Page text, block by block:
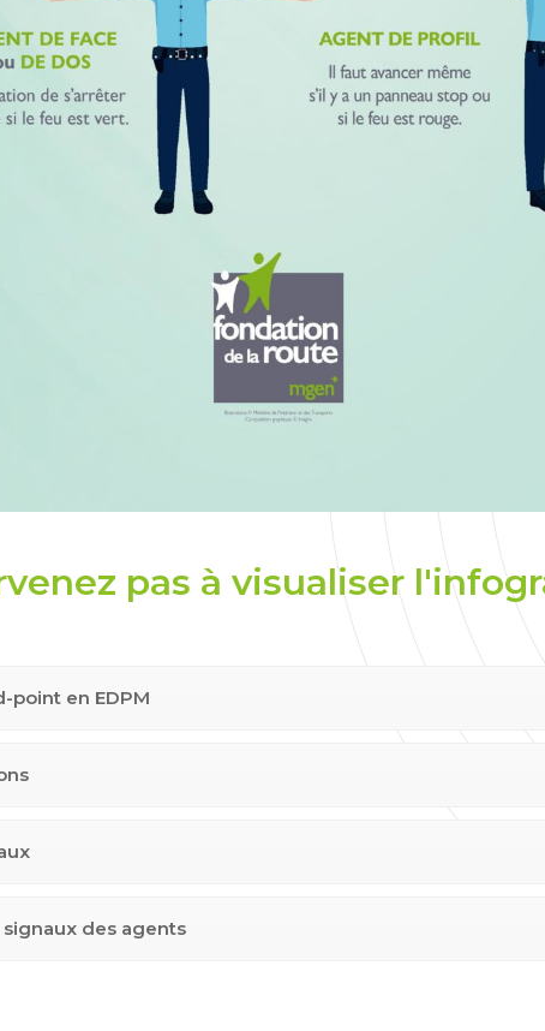
pas à visualiser
point en EDPM
des agents